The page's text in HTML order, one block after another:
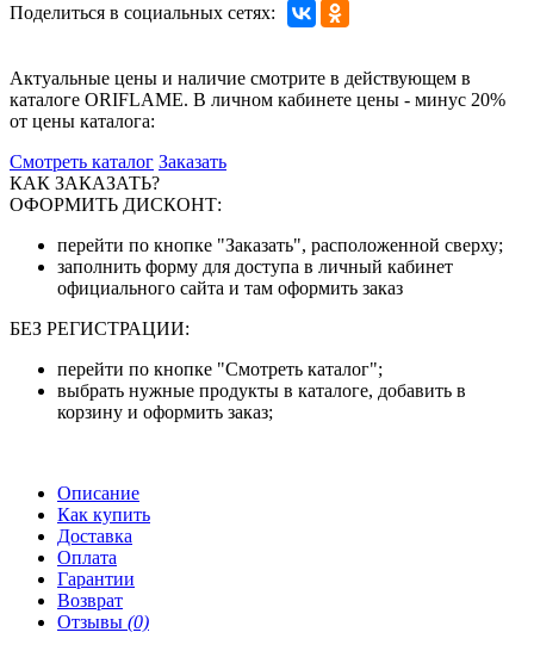
Поделиться в социальных сетях:
Актуальные цены и наличие смотрите в действующем в
каталоге ORIFLAME. В личном кабинете цены - минус 20%
от цены каталога:
Смотреть каталог Заказать
КАК ЗАКАЗАТЬ?
ОФОРМИТЬ ДИСКОНТ:
перейти по кнопке "Заказать", расположенной сверху;
заполнить форму для доступа в личный кабинет
официального сайта и там оформить заказ
БЕЗ РЕГИСТРАЦИИ:
перейти по кнопке "Смотреть каталог";
выбрать нужные продукты в каталоге, добавить в
корзину и оформить заказ;
Описание
Как купить
Доставка
Оплата
Гарантии
Возврат
Отзывы (0)